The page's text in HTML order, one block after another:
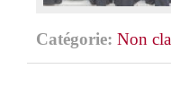
Catégorie: Non